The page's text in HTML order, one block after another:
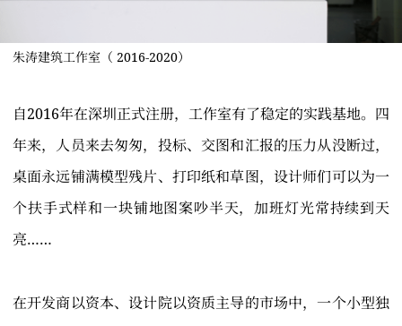
朱涛建筑工作室（ 2016-2020）
自2016年在深圳正式注册，工作室有了稳定的实践基地。四
年来，人员来去匆匆，投标、交图和汇报的压力从没断过，
桌面永远铺满模型残片、打印纸和草图，设计师们可以为一
个扶手式样和一块铺地图案吵半天，加班灯光常持续到天
亮……
在开发商以资本、设计院以资质主导的市场中，一个小型独